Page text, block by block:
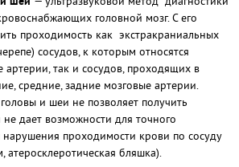
головной мозг. С его
проходимость как экстракраниальных
сосудов, к которым относятся
так и сосудов, проходящих в
средние, задние мозговые артерии.
и шеи не позволяет получить
дает возможности для точного
проходимости крови по сосуду
атеросклеротическая бляшка).